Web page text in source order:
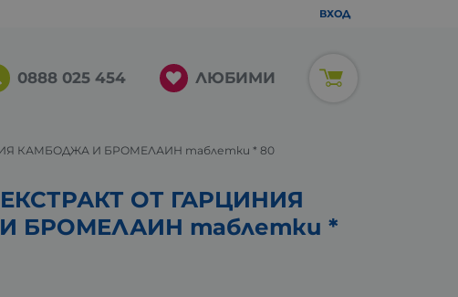
ВХОД
0888 025 454 ЛЮБИМИ
КАМБОДЖА И БРОМЕЛАИН таблетки * 80
ОТ ГАРЦИНИЯ
БРОМЕЛАИН таблетки *